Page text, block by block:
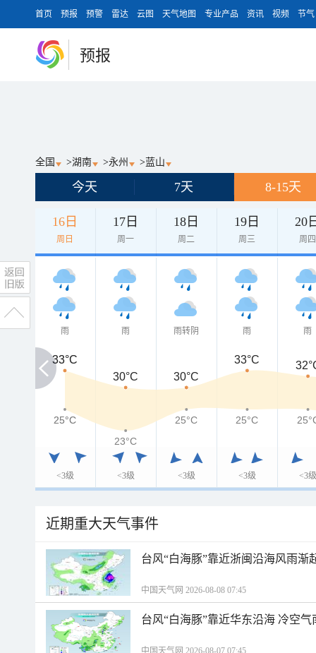
首页 预报 预警 雷达 云图 天气地图 专业产品 资讯 视频 节气
预报
全国 >湖南 >永州 >蓝山
今天 7天 8-15天
16日
周日
17日
周一
18日
周二
19日
周三
20
周四
雨
<3级
雨
<3级
雨转阴
<3级
雨
<3级
雨
<3级
33°C
33°C
30°C
30°C
33°C
25°C
25°C
23°C
25°C 25°C
近期重大天气事件
台风“白海豚”靠近浙闽沿海风雨渐
中国天气网 2026-08-08 07:45
台风“白海豚”靠近华东沿海 冷空
中国天气网 2026-08-07 07:45